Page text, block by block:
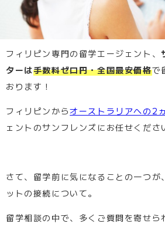
フィリピン専門の留学エージェント、
ターは手数料ゼロ円・全国最安価格で
おります！
フィリピンからオーストラリアへの2
ェントのサンフレンズにお任せくださ
さて、留学前に気になることの一つが
ットの接続について。
留学相談の中で、多くご質問を寄せら